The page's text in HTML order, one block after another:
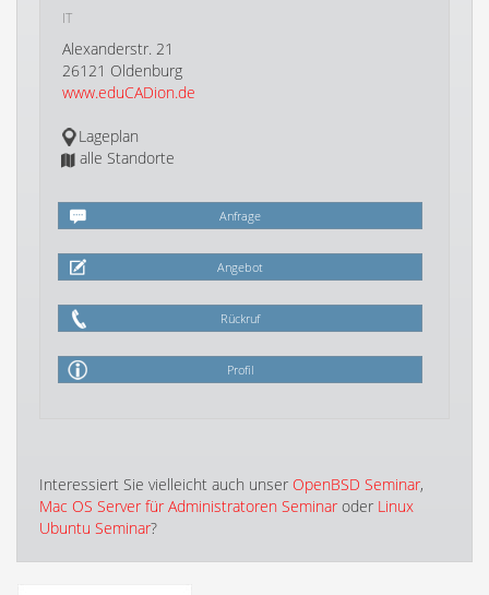
IT
Alexanderstr. 21
26121 Oldenburg
www.eduCADion.de
Lageplan
alle Standorte
Anfrage
Angebot
Rückruf
Profil
Interessiert Sie vielleicht auch unser OpenBSD Seminar,
Mac OS Server für Administratoren Seminar oder Linux
Ubuntu Seminar?